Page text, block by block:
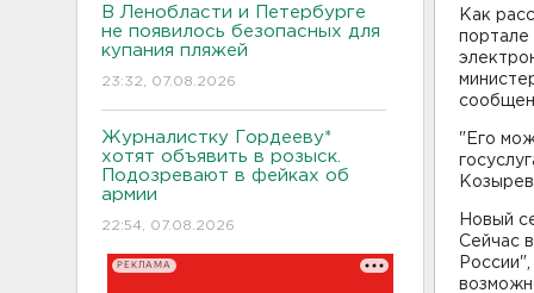
В Ленобласти и Петербурге
не появилось безопасных для
купания пляжей
23:32, 07.08.2026
Журналистку Гордееву*
хотят объявить в розыск.
Подозревают в фейках об
армии
22:54, 07.08.2026
РЕКЛАМА
Как
портале
"Его
Козырев.
Новый
Сейчас